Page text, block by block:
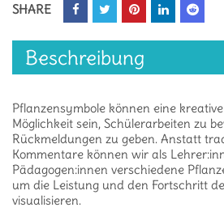
SHARE
Beschreibung
Pflanzensymbole können eine
Möglichkeit sein, Schülerarbeiten zu
Rückmeldungen zu geben. Anstatt
Kommentare können wir als
Pädagogen:innen verschiedene
um die Leistung und den Fortschritt
visualisieren.